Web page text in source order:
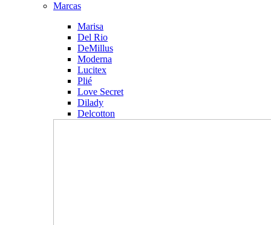
Marcas
Marisa
Del Rio
DeMillus
Moderna
Lucitex
Plié
Love Secret
Dilady
Delcotton